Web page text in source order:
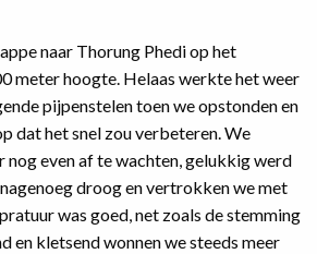
naar Thorung Phedi op het
meter hoogte. Helaas werkte het weer
pijpenstelen toen we opstonden en
dat het snel zou verbeteren. We
nog even af te wachten, gelukkig werd
droog en vertrokken we met
was goed, net zoals de stemming
en kletsend wonnen we steeds meer